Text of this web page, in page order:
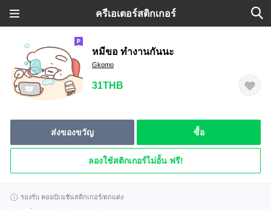
ครีเอเตอร์สติกเกอร์
หมีขอ ทำงานกันนะ
Gkomo
31THB
ส่งของขวัญ ซื้อ
ลองใช้สติกเกอร์ไม่อั้น ฟรี!
รองรับ คอมบิเนชันสติกเกอร์/ตกแต่ง